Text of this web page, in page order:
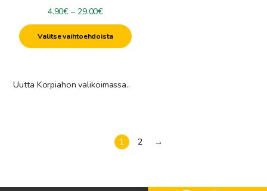
4.90€ – 29.00€Hintaluokka:
4.90€
-
29.00€
Valitse vaihtoehdoista
Uutta Korpiahon valikoimassa..
1 2 →